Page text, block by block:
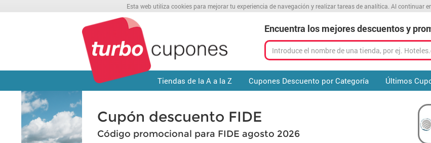
Esta web utiliza cookies para mejorar tu experiencia de navegación y realizar tareas de analítica. Al continuar
Encuentra los mejores descuentos y
Tiendas de la A a la Z Cupones Descuento por Categoría Últimos
Cupón descuento FIDE
Código promocional para FIDE agosto 2026